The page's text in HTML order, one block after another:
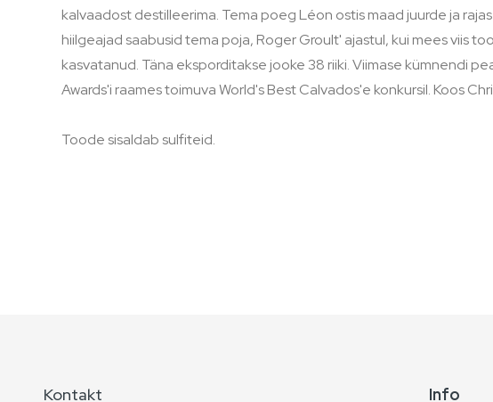
kalvaadost destilleerima. Tema poeg Léon ostis maad juurde ja
hiilgeajad saabusid tema poja, Roger Groult' ajastul, kui mees viis
kasvatanud. Täna eksporditakse jooke 38 riiki. Viimase kümnendi
Awards'i raames toimuva World's Best Calvados'e konkursil. Koos
Toode sisaldab sulfiteid.
Kontakt Info